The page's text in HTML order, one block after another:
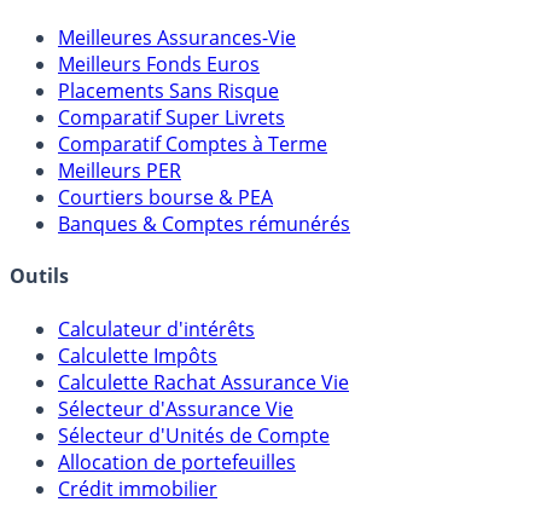
Meilleures Assurances-Vie
Meilleurs Fonds Euros
Placements Sans Risque
Comparatif Super Livrets
Comparatif Comptes à Terme
Meilleurs PER
Courtiers bourse & PEA
Banques & Comptes rémunérés
Outils
Calculateur d'intérêts
Calculette Impôts
Calculette Rachat Assurance Vie
Sélecteur d'Assurance Vie
Sélecteur d'Unités de Compte
Allocation de portefeuilles
Crédit immobilier